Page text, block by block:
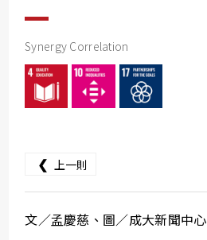
Synergy Correlation
❮ 上一則
文／孟慶慈、圖／成大新聞中心